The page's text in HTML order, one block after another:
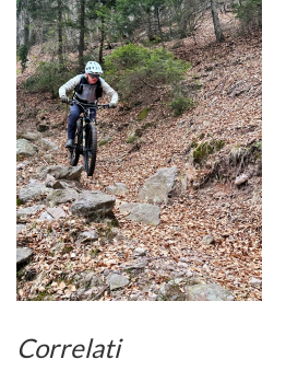
Correlati